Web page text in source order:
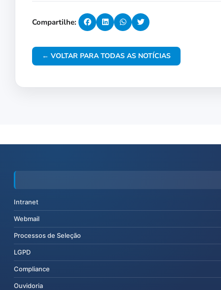
Compartilhe:
← VOLTAR PARA TODAS AS NOTÍCIAS
Intranet
Webmail
Processos de Seleção
LGPD
Compliance
Ouvidoria